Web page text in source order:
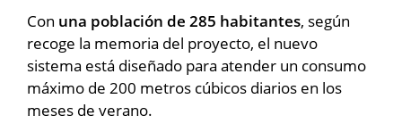
Con una población de 285 habitantes, según
recoge la memoria del proyecto, el nuevo
sistema está diseñado para atender un consumo
máximo de 200 metros cúbicos diarios en los
meses de verano.